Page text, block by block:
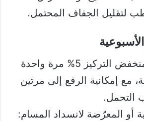
لتقليل الجفاف المحتمل.
اختيار AHA منخفض التركيز 5% مرة واحدة
مع إمكانية الرفع إلى مرتين
التحمل.
أو المعرّضة لانسداد المسام: